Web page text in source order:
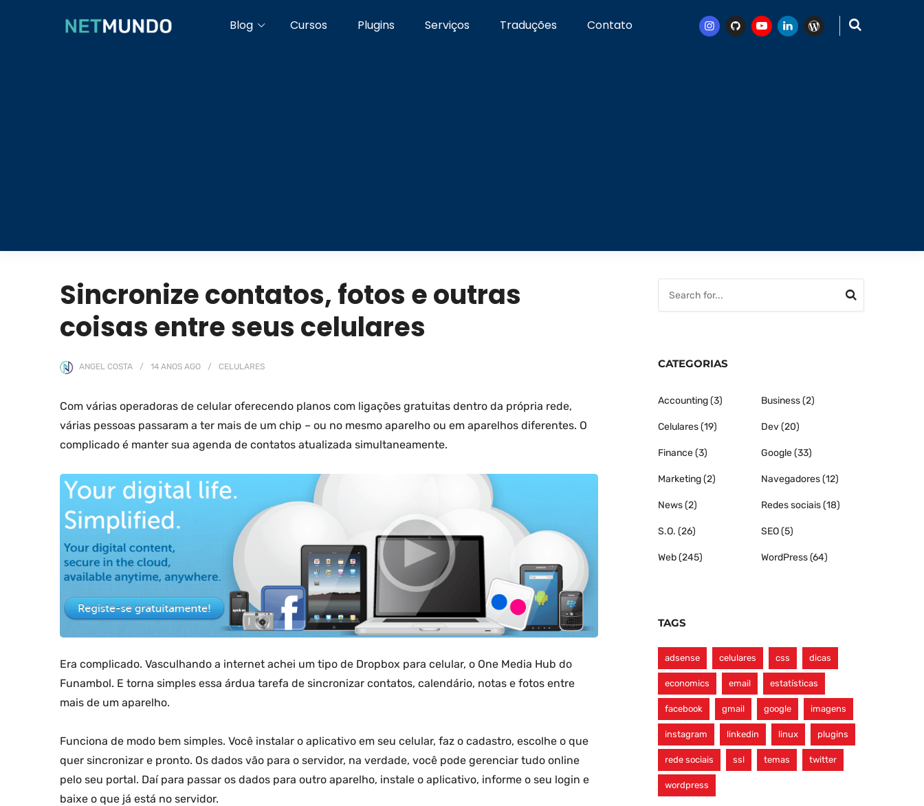
Blog Cursos Plugins Serviços Traduções Contato Instagram
GithubYoutubeLinkedinWordPress
Sincronize contatos, fotos e outras
coisas entre seus celulares
ANGEL COSTA 14 ANOS AGO CELULARES
Com várias operadoras de celular oferecendo planos com ligações gratuitas dentro da própria rede,
várias pessoas passaram a ter mais de um chip – ou no mesmo aparelho ou em aparelhos diferentes. O
complicado é manter sua agenda de contatos atualizada simultaneamente.
Era complicado. Vasculhando a internet achei um tipo de Dropbox para celular, o One Media Hub do
Funambol. E torna simples essa árdua tarefa de sincronizar contatos, calendário, notas e fotos entre
mais de um aparelho.
Funciona de modo bem simples. Você instalar o aplicativo em seu celular, faz o cadastro, escolhe o que
quer sincronizar e pronto. Os dados vão para o servidor, na verdade, você pode gerenciar tudo online
pelo seu portal. Daí para passar os dados para outro aparelho, instale o aplicativo, informe o seu login e
baixe o que já está no servidor.
CATEGORIAS
Accounting(3) Business(2)
Celulares(19) Dev(20)
Finance(3) Google(33)
Marketing(2) Navegadores(12)
News(2) Redes sociais(18)
S.O. (26) SEO(5)
Web(245) WordPress(64)
TAGS
adsense celulares css dicas
economics email estatísticas
facebook gmail google imagens
instagram linkedin linux plugins
rede sociais ssl temas twitter
wordpress